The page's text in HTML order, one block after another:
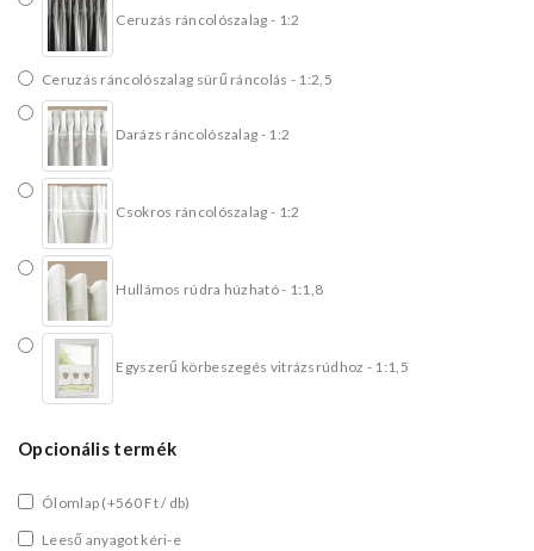
Ceruzás ráncolószalag - 1:2
Ceruzás ráncolószalag sürű ráncolás - 1:2,5
Darázs ráncolószalag - 1:2
Csokros ráncolószalag - 1:2
Hullámos rúdra húzható - 1:1,8
Egyszerű körbeszegés vitrázsrúdhoz - 1:1,5
Opcionális termék
Ólomlap (+560 Ft / db)
Leeső anyagot kéri-e